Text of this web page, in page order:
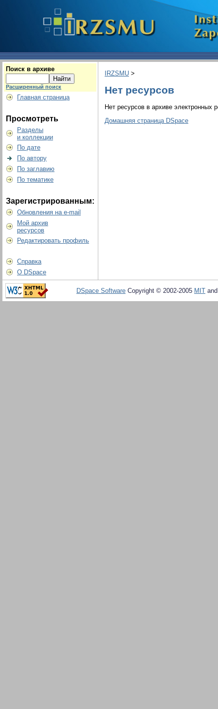
Поиск в архиве
Расширенный поиск
Главная страница
Просмотреть
Разделы
и коллекции
По дате
По автору
По заглавию
По тематике
Зарегистрированным:
Обновления на e-mail
Мой архив
ресурсов
Редактировать профиль
Справка
О DSpace
IRZSMU >
Нет ресурсов
Нет ресурсов в архиве электронных
Домашняя страница DSpace
DSpace Software Copyright © 2002-2005 MIT